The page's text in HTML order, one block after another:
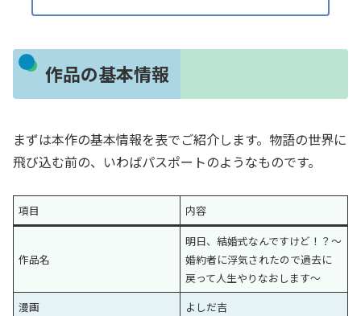
作品の基本情報
まずは本作の基本情報を表でご紹介します。物語の世界に
飛び込む前の、いわばパスポートのようなものです。
項目 内容
作品名
明日、結婚式なんですけど！？～
婚約者に浮気されたので過去に
戻って人生やりなおします～
漫画
よしだ吉